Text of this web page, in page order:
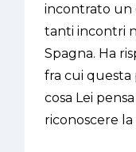
incontrato un
tanti incontri
Spagna. Ha
fra cui questa
cosa Lei
riconoscere la